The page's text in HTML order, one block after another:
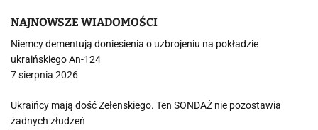
NAJNOWSZE WIADOMOŚCI
Niemcy dementują doniesienia o uzbrojeniu na pokładzie
ukraińskiego An-124
7 sierpnia 2026
Ukraińcy mają dość Zełenskiego. Ten SONDAŻ nie pozostawia
żadnych złudzeń